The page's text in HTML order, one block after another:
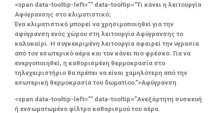
<span data-tooltip-left="" data-tooltip="Τι κάνει η λειτουργία
Αφύγρανσης στο κλιματιστικό;
Ένα κλιματιστικό μπορεί να χρησιμοποιηθεί για την
αφύγρανση ενός χώρου στη λειτουργία Αφύγρανσης το
καλοκαίρι. Η συγκεκριμένη λειτουργία αφαιρεί την υγρασία
από τον εσωτερικό αέρα και τον κάνει πιο φρέσκο. Για να
ενεργοποιηθεί, η καθορισμένη θερμοκρασία στο
τηλεχειριστήριο θα πρέπει να είναι χαμηλότερη από την
εσωτερική θερμοκρασία του δωματίου.”>Αφύγρανση
<span data-tooltip-left="" data-tooltip="Ανεξάρτητη συσκευή
ή ενσωματωμένο φίλτρο καθαρισμού του αέρα.